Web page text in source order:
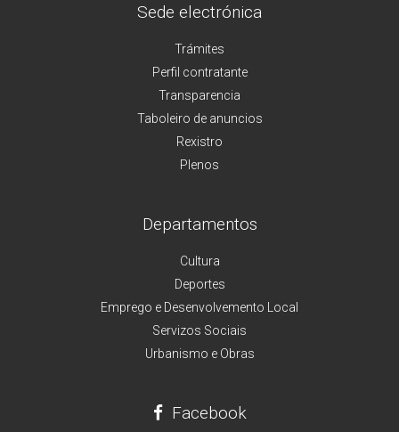
Sede electrónica
Trámites
Perfil contratante
Transparencia
Taboleiro de anuncios
Rexistro
Plenos
Departamentos
Cultura
Deportes
Emprego e Desenvolvemento Local
Servizos Sociais
Urbanismo e Obras
Facebook